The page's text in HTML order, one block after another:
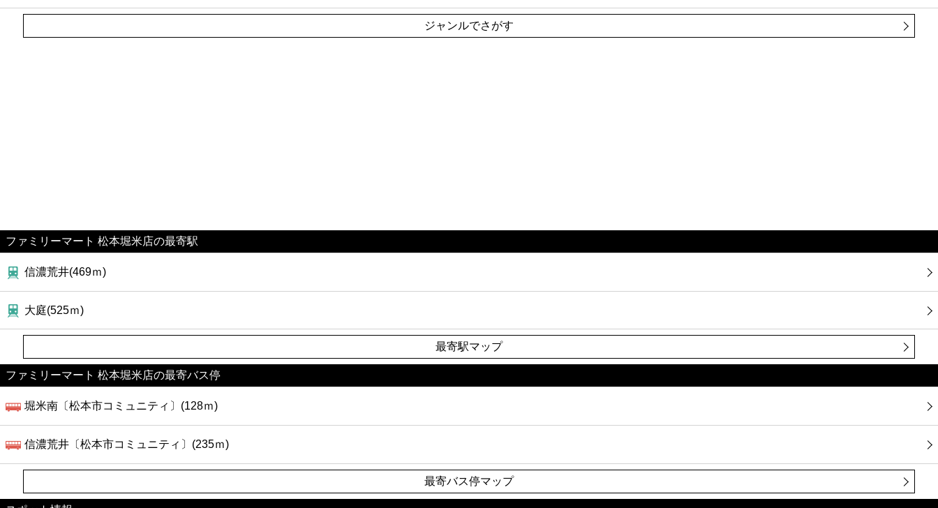
ジャンルでさがす
ファミリーマート 松本堀米店の最寄駅
信濃荒井(469ｍ)
大庭(525ｍ)
最寄駅マップ
ファミリーマート 松本堀米店の最寄バス停
堀米南〔松本市コミュニティ〕(128ｍ)
信濃荒井〔松本市コミュニティ〕(235ｍ)
最寄バス停マップ